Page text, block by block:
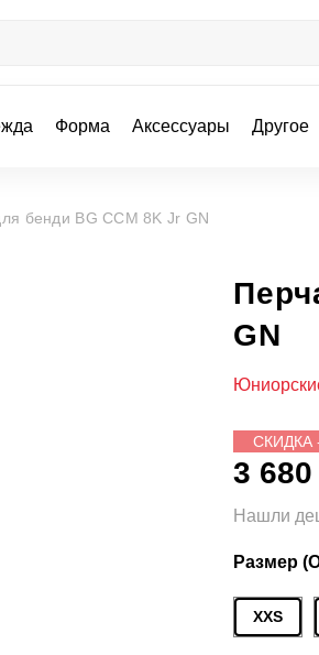
Форма Аксессуары Другое
бенди BG CCM 8K Jr GN
GN
СКИДКА
3
Нашли
Размер
XXS